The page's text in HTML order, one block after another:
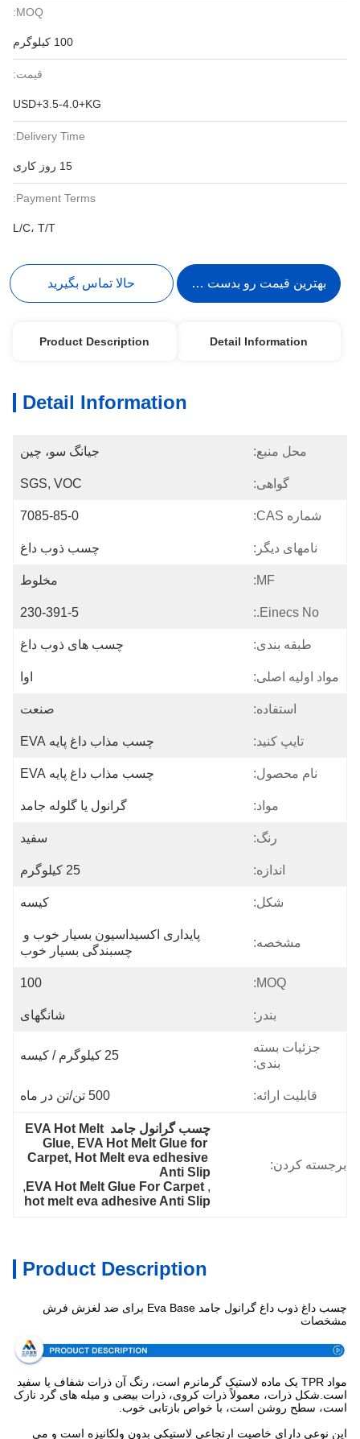
MOQ:
100 کیلوگرم
قیمت:
USD+3.5-4.0+KG
Delivery Time:
15 روز کاری
Payment Terms:
L/C، T/T
بهترین قیمت رو بدست بیار حالا تماس بگیرید
Detail Information
Product Description
Detail Information
محل منبع: جیانگ سو، چین
گواهی: SGS, VOC
شماره CAS: 7085-85-0
نامهای دیگر: چسب ذوب داغ
MF: مخلوط
Einecs No.:
230-391-5
طبقه بندی: چسب های ذوب داغ
مواد اولیه اصلی: اوا
استفاده: صنعت
تایپ کنید: چسب مذاب داغ پایه EVA
نام محصول: چسب مذاب داغ پایه EVA
مواد: گرانول یا گلوله جامد
رنگ: سفید
اندازه: 25 کیلوگرم
شکل: کیسه
مشخصه:
پایداری اکسیداسیون بسیار خوب و
چسبندگی بسیار خوب
MOQ:
100
بندر: شانگهای
جزئیات بسته
بندی:
25 کیلوگرم / کیسه
قابلیت ارائه: 500 تن/تن در ماه
برجسته کردن:
چسب گرانول جامد EVA Hot Melt
Glue, EVA Hot Melt Glue for
Carpet, Hot Melt eva edhesive
Anti Slip
,
EVA Hot Melt Glue For Carpet
,
hot melt eva adhesive Anti Slip
Product Description
چسب داغ ذوب داغ گرانول جامد Eva Base برای ضد لغزش فرش
مشخصات
مواد TPR یک ماده لاستیک گرمانرم است، رنگ آن ذرات شفاف یا سفید
است.شکل ذرات، معمولاً ذرات کروی، ذرات بیضی و میله های گرد نازک
است، سطح روشن است، با خواص بازتابی خوب.
این نوعی دارای خاصیت ارتجاعی لاستیکی بدون ولکانیزه است و می